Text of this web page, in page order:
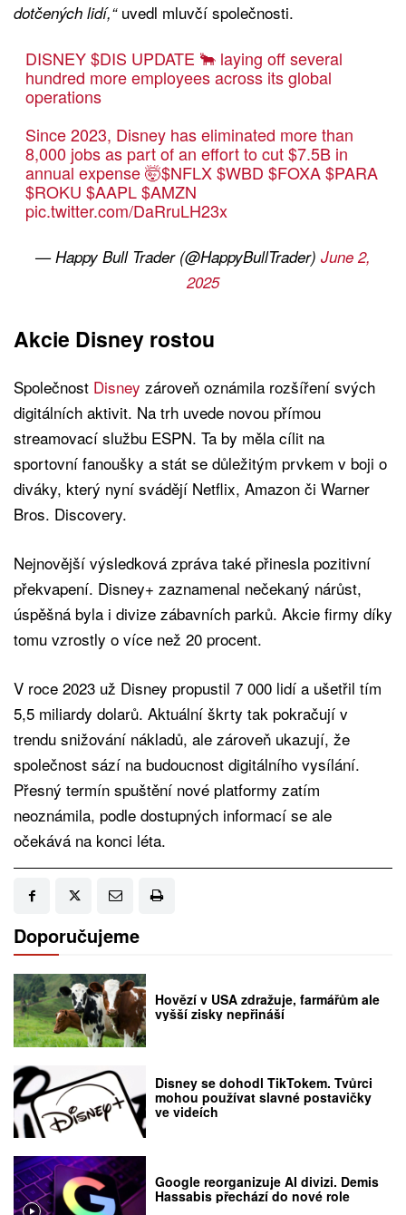
dotčených lidí,“uvedl mluvčí společnosti.
DISNEY$DIS UPDATE 🐂 laying off several
hundred more employees across its global
operations
Since 2023, Disney has eliminated more than
8,000 jobs as part of an effort to cut $7.5B in
annual expense 🤯$NFLX $WBD $FOXA $PARA
$ROKU $AAPL $AMZN
pic.twitter.com/DaRruLH23x
— Happy Bull Trader (@HappyBullTrader) June 2,
2025
Akcie Disney rostou
Společnost Disney zároveň oznámila rozšíření svých
digitálních aktivit. Na trh uvede novou přímou
streamovací službu ESPN. Ta by měla cílit na
sportovní fanoušky a stát se důležitým prvkem v boji o
diváky, který nyní svádějí Netflix, Amazon či Warner
Bros. Discovery.
Nejnovější výsledková zpráva také přinesla pozitivní
překvapení. Disney+ zaznamenal nečekaný nárůst,
úspěšná byla i divize zábavních parků. Akcie firmy díky
tomu vzrostly o více než 20 procent.
V roce 2023 už Disney propustil 7 000 lidí a ušetřil tím
5,5 miliardy dolarů. Aktuální škrty tak pokračují v
trendu snižování nákladů, ale zároveň ukazují, že
společnost sází na budoucnost digitálního vysílání.
Přesný termín spuštění nové platformy zatím
neoznámila, podle dostupných informací se ale
očekává na konci léta.
Doporučujeme
Hovězí v USA zdražuje, farmářům ale
vyšší zisky nepřináší
Disney se dohodl TikTokem. Tvůrci
mohou používat slavné postavičky
ve videích
Google reorganizuje AI divizi. Demis
Hassabis přechází do nové role